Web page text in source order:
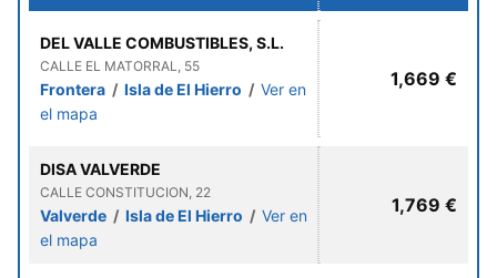
DEL VALLE COMBUSTIBLES, S.L.
CALLE EL MATORRAL, 55
Frontera / Isla de El Hierro / Ver en
el mapa
1,669 €
DISA VALVERDE
CALLE CONSTITUCION, 22
Valverde / Isla de El Hierro / Ver en
el mapa
1,769 €